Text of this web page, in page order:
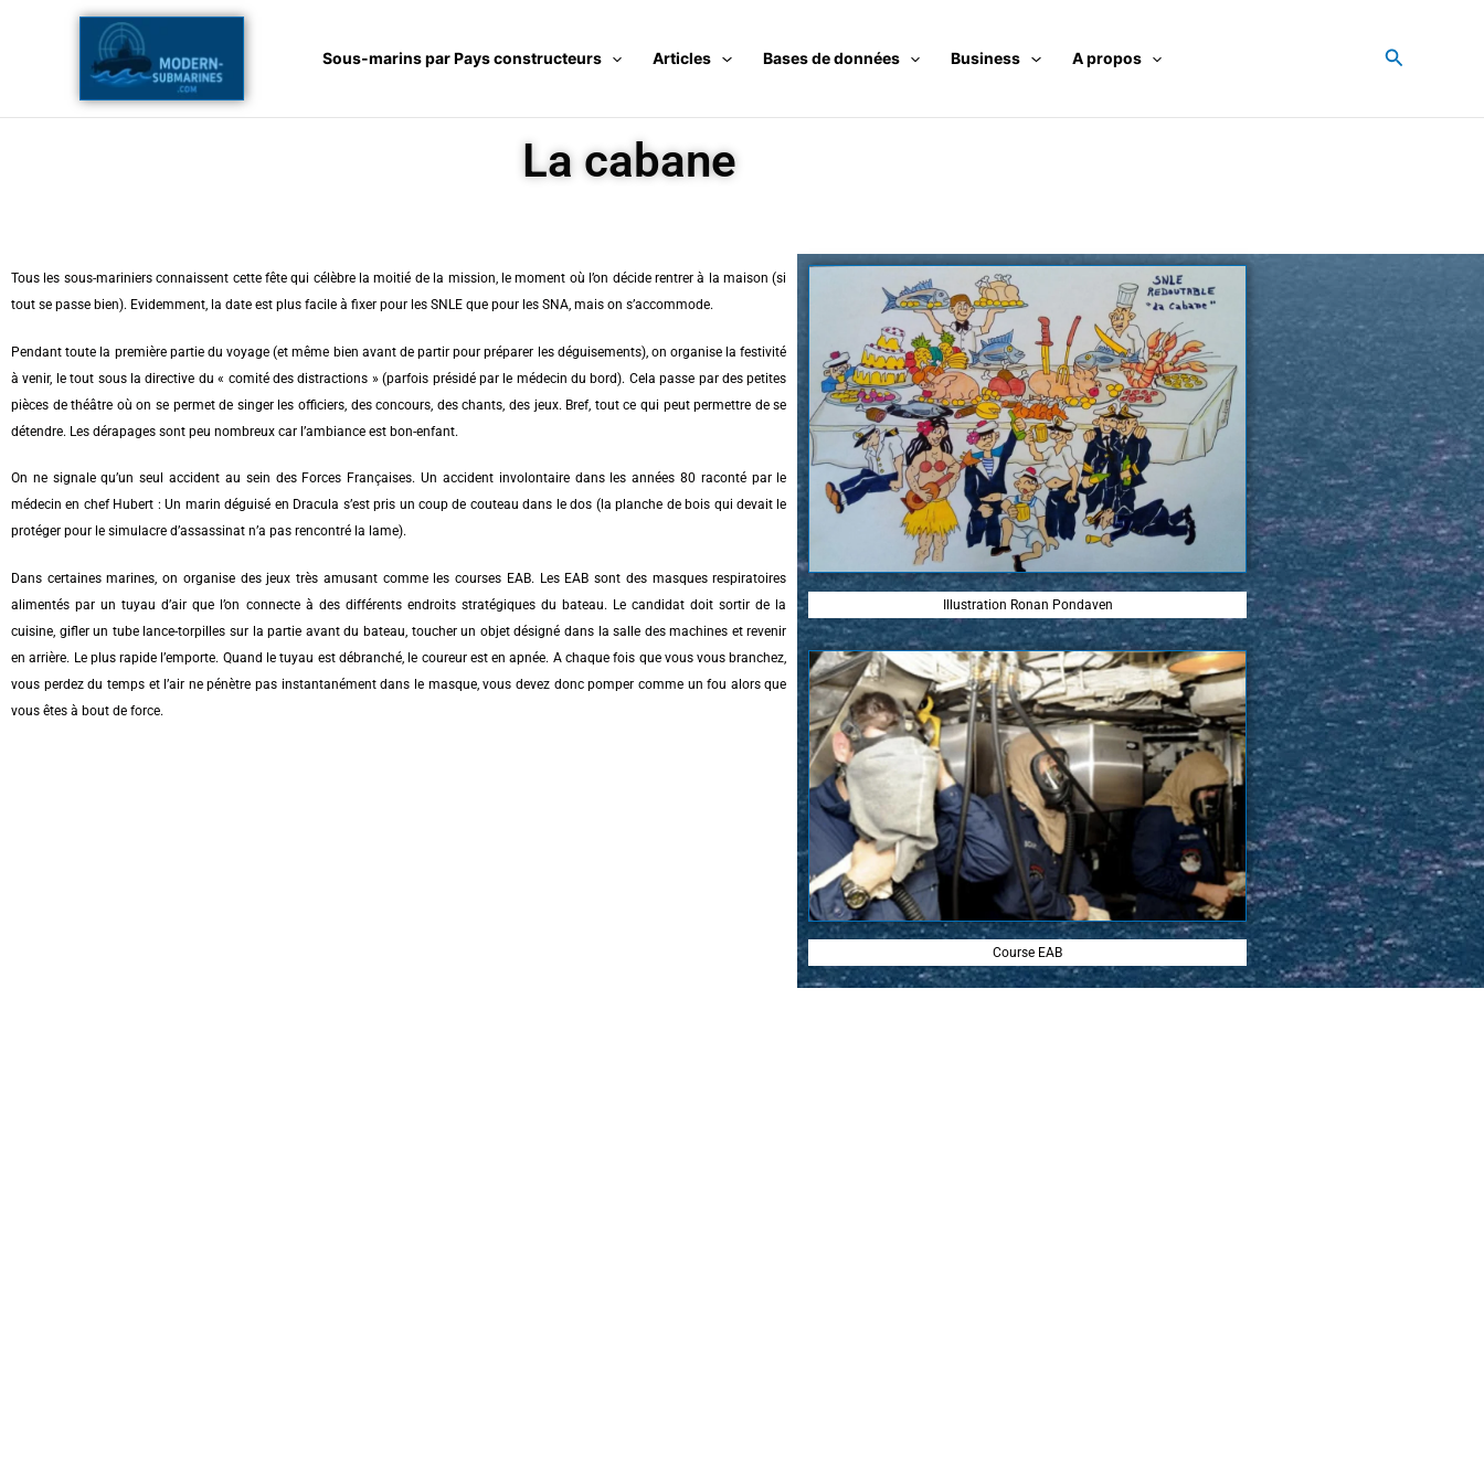
Sous-marins par Pays constructeurs Articles Bases de données Business A propos
La cabane
Tous les sous-mariniers connaissent cette fête qui célèbre la moitié de la mission, le moment où l’on décide rentrer à la maison (si
tout se passe bien). Evidemment, la date est plus facile à fixer pour les SNLE que pour les SNA, mais on s’accommode.
Pendant toute la première partie du voyage (et même bien avant de partir pour préparer les déguisements), on organise la festivité
à venir, le tout sous la directive du « comité des distractions » (parfois présidé par le médecin du bord). Cela passe par des petites
pièces de théâtre où on se permet de singer les officiers, des concours, des chants, des jeux. Bref, tout ce qui peut permettre de se
détendre. Les dérapages sont peu nombreux car l’ambiance est bon-enfant.
On ne signale qu’un seul accident au sein des Forces Françaises. Un accident involontaire dans les années 80 raconté par le
médecin en chef Hubert : Un marin déguisé en Dracula s’est pris un coup de couteau dans le dos (la planche de bois qui devait le
protéger pour le simulacre d’assassinat n’a pas rencontré la lame).
Dans certaines marines, on organise des jeux très amusant comme les courses EAB. Les EAB sont des masques respiratoires
alimentés par un tuyau d’air que l’on connecte à des différents endroits stratégiques du bateau. Le candidat doit sortir de la
cuisine, gifler un tube lance-torpilles sur la partie avant du bateau, toucher un objet désigné dans la salle des machines et revenir
en arrière. Le plus rapide l’emporte. Quand le tuyau est débranché, le coureur est en apnée. A chaque fois que vous vous branchez,
vous perdez du temps et l’air ne pénètre pas instantanément dans le masque, vous devez donc pomper comme un fou alors que
vous êtes à bout de force.
Illustration Ronan Pondaven
Course EAB